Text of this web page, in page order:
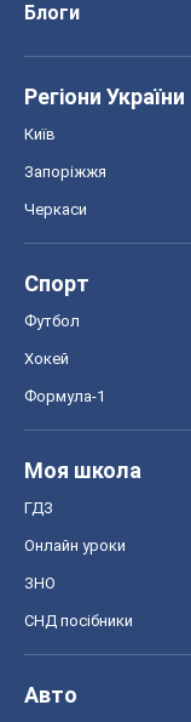
Блоги
Регіони України
Київ
Запоріжжя
Черкаси
Спорт
Футбол
Хокей
Формула-1
Моя школа
ГДЗ
Онлайн уроки
ЗНО
СНД посібники
Авто